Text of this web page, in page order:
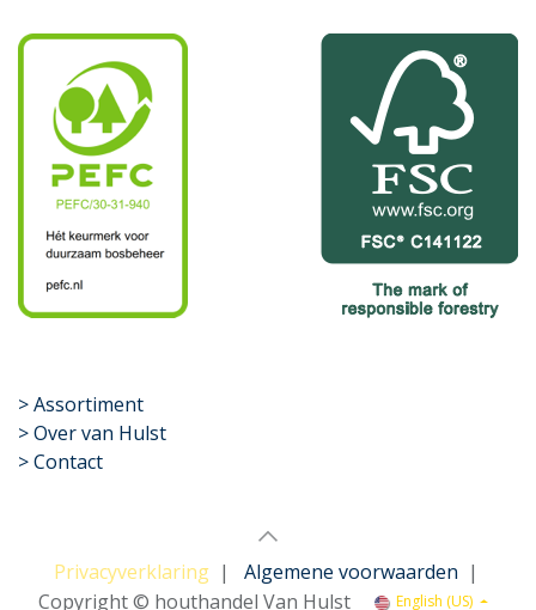
​>Assortiment
> Over van Hulst
> Contact
Privacyverklaring| Algemene voorwaarden |
Copyright © houthandel Van Hulst
English (US)